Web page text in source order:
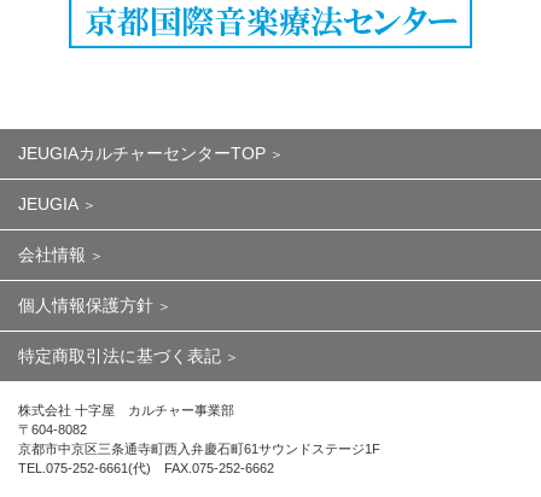
JEUGIAカルチャーセンターTOP
JEUGIA
会社情報
個人情報保護方針
特定商取引法に基づく表記
株式会社 十字屋 カルチャー事業部
〒604-8082
京都市中京区三条通寺町西入弁慶石町61サウンドステージ1F
TEL.075-252-6661(代) FAX.075-252-6662